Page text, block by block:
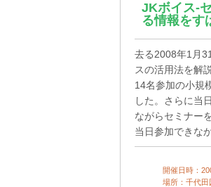
JKボイス-
る情報をす
去る2008年1月
スの活用法を解
14名参加の小規
した。さらに当
ながらセミナー
当日参加できな
開催日時：
場所：千代